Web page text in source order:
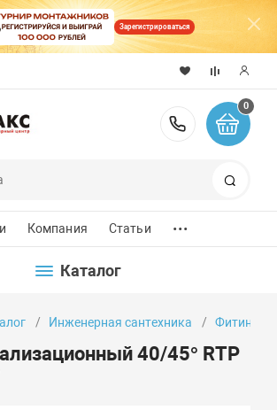
Зарегистрироваться
8 (800)
0
Компания Статьи ...
Каталог
Инженерная сантехника Фитинги
40/45° RTP